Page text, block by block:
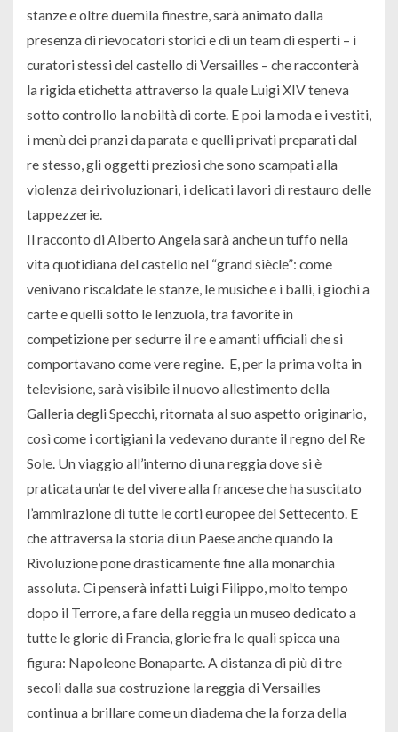
stanze e oltre duemila finestre, sarà animato dalla
presenza di rievocatori storici e di un team di esperti – i
curatori stessi del castello di Versailles – che racconterà
la rigida etichetta attraverso la quale Luigi XIV teneva
sotto controllo la nobiltà di corte. E poi la moda e i vestiti,
i menù dei pranzi da parata e quelli privati preparati dal
re stesso, gli oggetti preziosi che sono scampati alla
violenza dei rivoluzionari, i delicati lavori di restauro delle
tappezzerie.
Il racconto di Alberto Angela sarà anche un tuffo nella
vita quotidiana del castello nel “grand siècle”: come
venivano riscaldate le stanze, le musiche e i balli, i giochi a
carte e quelli sotto le lenzuola, tra favorite in
competizione per sedurre il re e amanti ufficiali che si
comportavano come vere regine. E, per la prima volta in
televisione, sarà visibile il nuovo allestimento della
Galleria degli Specchi, ritornata al suo aspetto originario,
così come i cortigiani la vedevano durante il regno del Re
Sole. Un viaggio all’interno di una reggia dove si è
praticata un’arte del vivere alla francese che ha suscitato
l’ammirazione di tutte le corti europee del Settecento. E
che attraversa la storia di un Paese anche quando la
Rivoluzione pone drasticamente fine alla monarchia
assoluta. Ci penserà infatti Luigi Filippo, molto tempo
dopo il Terrore, a fare della reggia un museo dedicato a
tutte le glorie di Francia, glorie fra le quali spicca una
figura: Napoleone Bonaparte. A distanza di più di tre
secoli dalla sua costruzione la reggia di Versailles
continua a brillare come un diadema che la forza della